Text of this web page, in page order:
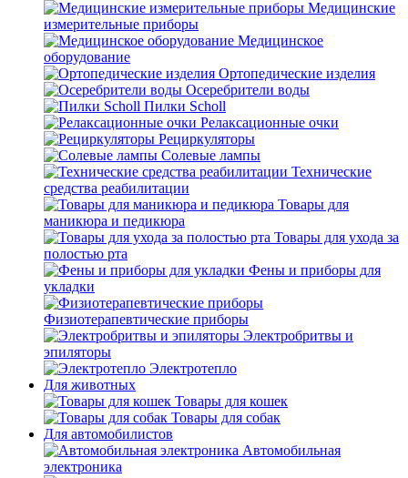
Медицинские
измерительные приборы
Медицинское
оборудование
Ортопедические изделия
Осеребрители воды
Пилки Scholl
Релаксационные очки
Рециркуляторы
Солевые лампы
Технические
средства реабилитации
Товары для
маникюра и педикюра
Товары для ухода за
полостью рта
Фены и приборы для
укладки
Физиотерапевтические приборы
Электробритвы и
эпиляторы
Электротепло
Для животных
Товары для кошек
Товары для собак
Для автомобилистов
Автомобильная
электроника